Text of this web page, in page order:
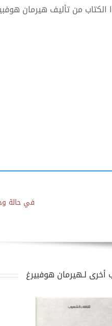
الكتاب من تأليف هيرمان
في حالة
أخرى لـهيرمان هوفبيرغ